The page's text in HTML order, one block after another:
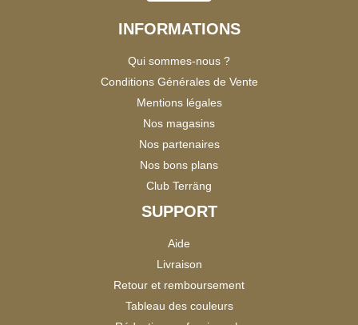
INFORMATIONS
Qui sommes-nous ?
Conditions Générales de Vente
Mentions légales
Nos magasins
Nos partenaires
Nos bons plans
Club Terräng
SUPPORT
Aide
Livraison
Retour et remboursement
Tableau des couleurs